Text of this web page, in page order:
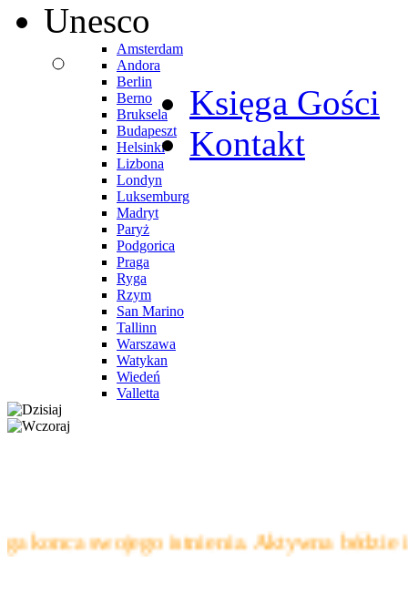
Unesco
Amsterdam
Andora
Berlin
Berno
Bruksela
Budapeszt
Helsinki
Lizbona
Londyn
Luksemburg
Madryt
Paryż
Podgorica
Praga
Ryga
Rzym
San Marino
Tallinn
Warszawa
Watykan
Wiedeń
Valletta
Księga Gości
Kontakt
swojego istnienia. Aktywna bédzie i